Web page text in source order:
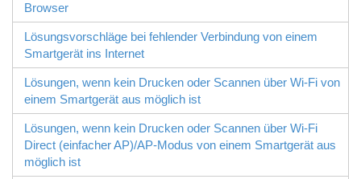
Browser
Lösungsvorschläge bei fehlender Verbindung von einem
Smartgerät ins Internet
Lösungen, wenn kein Drucken oder Scannen über Wi-Fi von
einem Smartgerät aus möglich ist
Lösungen, wenn kein Drucken oder Scannen über Wi-Fi
Direct (einfacher AP)/AP-Modus von einem Smartgerät aus
möglich ist